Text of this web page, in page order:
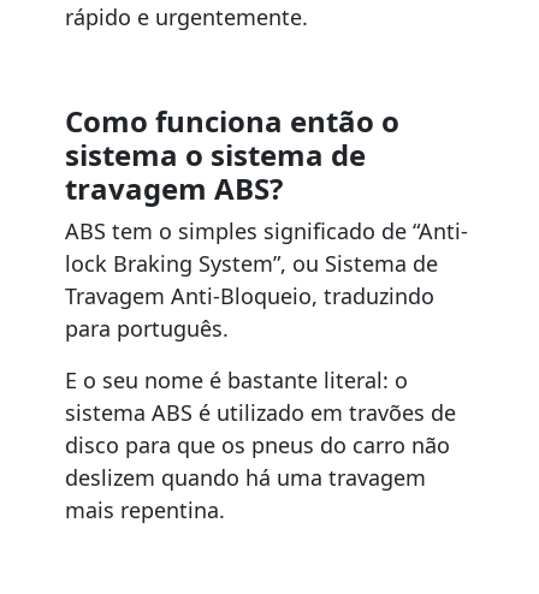
rápido e urgentemente.
Como funciona então o
sistema o sistema de
travagem ABS?
ABS tem o simples significado de “Anti-
lock Braking System”, ou Sistema de
Travagem Anti-Bloqueio, traduzindo
para português.
E o seu nome é bastante literal: o
sistema ABS é utilizado em travões de
disco para que os pneus do carro não
deslizem quando há uma travagem
mais repentina.